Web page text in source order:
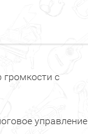
громкости с
управление